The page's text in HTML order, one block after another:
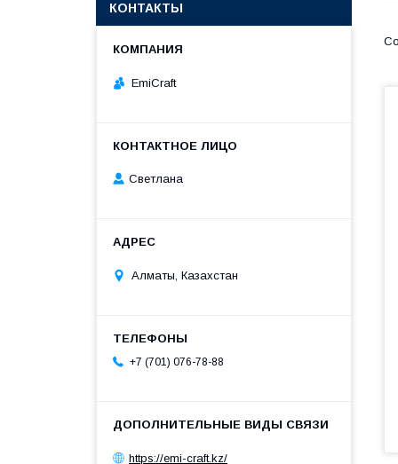
КОНТАКТЫ
EmiCraft
Светлана
Алматы, Казахстан
+7 (701) 076-78-88
https://emi-craft.kz/